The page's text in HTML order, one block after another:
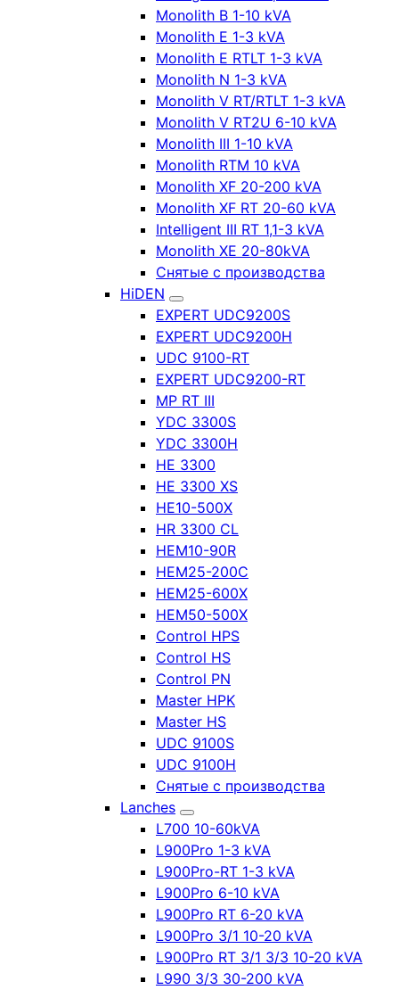
Monolith B 1-10 kVA
Monolith E 1-3 kVA
Monolith E RTLT 1-3 kVA
Monolith N 1-3 kVA
Monolith V RT/RTLT 1-3 kVA
Monolith V RT2U 6-10 kVA
Monolith III 1-10 kVA
Monolith RTM 10 kVA
Monolith XF 20-200 kVA
Monolith XF RT 20-60 kVA
Intelligent III RT 1,1-3 kVA
Monolith XE 20-80kVA
Снятые с производства
HiDEN
EXPERT UDC9200S
EXPERT UDC9200H
UDC 9100-RT
EXPERT UDC9200-RT
MP RT III
YDC 3300S
YDC 3300H
HE 3300
HE 3300 XS
HE10-500X
HR 3300 CL
HEM10-90R
HEM25-200C
HEM25-600X
HEM50-500X
Control HPS
Control HS
Control PN
Master HPK
Master HS
UDC 9100S
UDC 9100H
Снятые с производства
Lanches
L700 10-60kVA
L900Pro 1-3 kVA
L900Pro-RT 1-3 kVA
L900Pro 6-10 kVA
L900Pro RT 6-20 kVA
L900Pro 3/1 10-20 kVA
L900Pro RT 3/1 3/3 10-20 kVA
L990 3/3 30-200 kVA